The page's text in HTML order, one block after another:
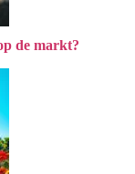
de markt?